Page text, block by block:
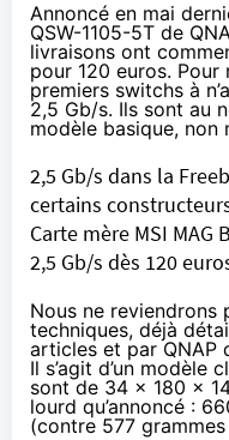
Annoncé en mai
QSW-1105-5T de
livraisons ont
pour 120 euros. Pour
premiers switchs à
2,5 Gb/s. Ils sont au
modèle basique, non
2,5 Gb/s dans la
certains
Carte mère MSI MAG
2,5 Gb/s dès 120
Nous ne reviendrons
techniques, déjà
articles et par QNAP
Il s’agit d’un modèle
sont de 34 x 180 x
lourd qu’annoncé :
(contre 577 grammes